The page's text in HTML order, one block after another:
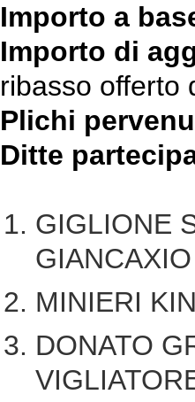
Importo a
Importo di
ribasso offerto
Plichi
Ditte
GIANCAXIO
MINIERI